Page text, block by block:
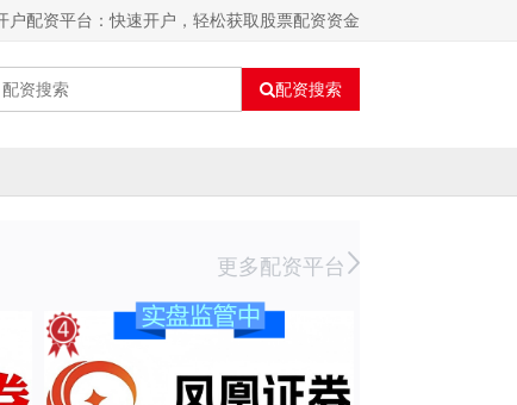
户配资平台：快速开户，轻松获取股票配资资金
配资搜索
更多配资平台